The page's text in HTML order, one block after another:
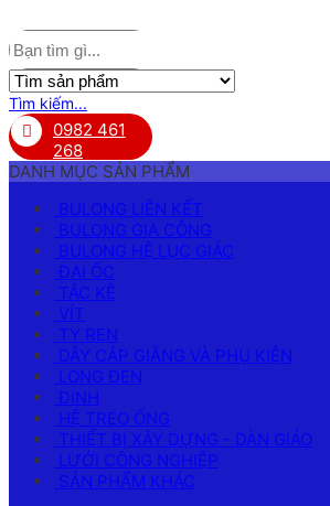
Tìm kiếm...
0982 461
268
DANH MỤC SẢN PHẨM
BULONG LIÊN KẾT
BULONG GIA CÔNG
BULONG HỆ LỤC GIÁC
ĐAI ỐC
TẮC KÊ
VÍT
TY REN
DÂY CÁP GIẰNG VÀ PHỤ KIỆN
LONG ĐEN
ĐINH
HỆ TREO ỐNG
THIẾT BỊ XÂY DỰNG - DÀN GIÁO
LƯỚI CÔNG NGHIỆP
SẢN PHẨM KHÁC